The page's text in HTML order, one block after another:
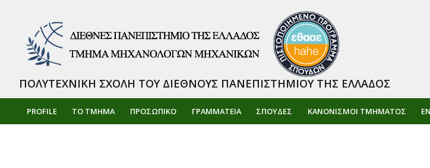
PROFILE ΤΟ ΤΜΗΜΑ ΠΡΟΣΩΠΙΚΌ ΓΡΑΜΜΑΤΕΙΑ ΣΠΟΥΔΕΣ ΚΑΝΟΝΙΣΜΟΙ ΤΜΗΜΑΤΟΣ
ΠΟΛΥΤΕΧΝΙΚΗ ΣΧΟΛΗ ΤΟΥ ΔΙΕΘΝΟΥΣ ΠΑΝΕΠΙΣΤΗΜΙΟΥ ΤΗΣ ΕΛΛΑΔΟΣ